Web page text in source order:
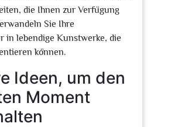
die Ihnen zur Verfügung
Sie Ihre
in lebendige Kunstwerke, die
können.
Ideen, um den
Moment